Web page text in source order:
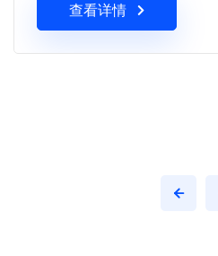
查看详情